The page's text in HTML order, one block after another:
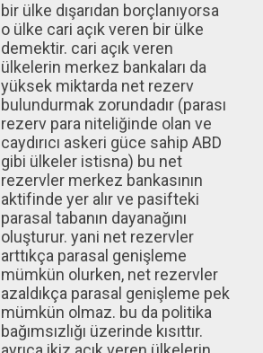
bir ülke dışarıdan borçlanıyorsa
o ülke cari açık veren bir ülke
demektir. cari açık veren
ülkelerin merkez bankaları da
yüksek miktarda net rezerv
bulundurmak zorundadır (parası
rezerv para niteliğinde olan ve
caydırıcı askeri güce sahip ABD
gibi ülkeler istisna) bu net
rezervler merkez bankasının
aktifinde yer alır ve pasifteki
parasal tabanın dayanağını
oluşturur. yani net rezervler
arttıkça parasal genişleme
mümkün olurken, net rezervler
azaldıkça parasal genişleme pek
mümkün olmaz. bu da politika
bağımsızlığı üzerinde kısıttır.